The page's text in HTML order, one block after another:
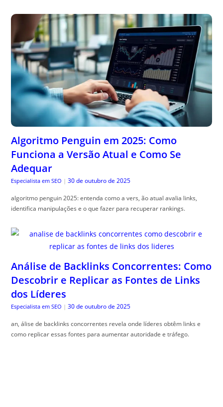
Algoritmo Penguin em 2025: Como
Funciona a Versão Atual e Como Se
Adequar
Especialista em SEO | 30 de outubro de 2025
algoritmo penguin 2025: entenda como a vers, ão atual avalia links,
identifica manipulações e o que fazer para recuperar rankings.
Análise de Backlinks Concorrentes: Como
Descobrir e Replicar as Fontes de Links
dos Líderes
Especialista em SEO | 30 de outubro de 2025
an, álise de backlinks concorrentes revela onde líderes obtêm links e
como replicar essas fontes para aumentar autoridade e tráfego.